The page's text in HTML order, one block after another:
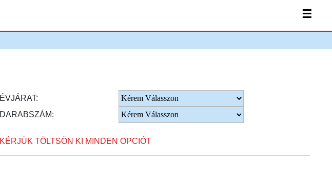
☰
ÉVJÁRAT:
DARABSZÁM:
KÉRJÜK TÖLTSÖN KI MINDEN OPCIÓT